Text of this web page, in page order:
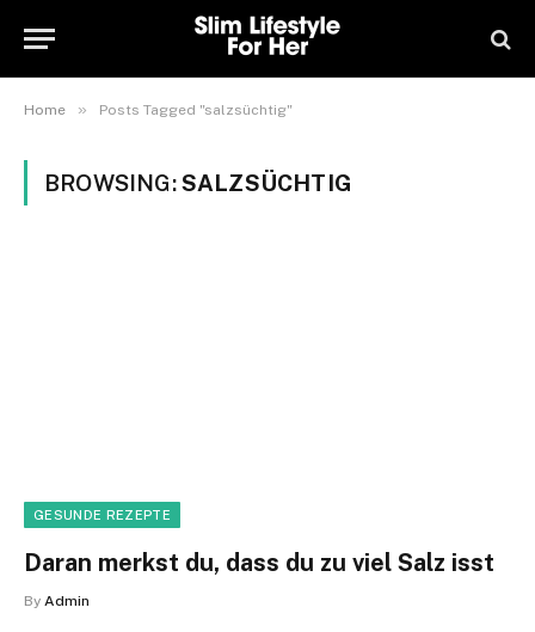
Home » Posts Tagged "salzsüchtig"
BROWSING:SALZSÜCHTIG
GESUNDE REZEPTE
Daran merkst du, dass du zu viel Salz isst
By Admin